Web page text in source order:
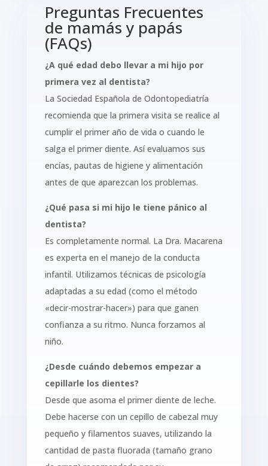
Preguntas Frecuentes
de mamás y papás
(FAQs)
¿A qué edad debo llevar a mi hijo por
primera vez al dentista?
La Sociedad Española de Odontopediatría
recomienda que la primera visita se realice al
cumplir el primer año de vida o cuando le
salga el primer diente. Así evaluamos sus
encías, pautas de higiene y alimentación
antes de que aparezcan los problemas.
¿Qué pasa si mi hijo le tiene pánico al
dentista?
Es completamente normal. La Dra. Macarena
es experta en el manejo de la conducta
infantil. Utilizamos técnicas de psicología
adaptadas a su edad (como el método
«decir-mostrar-hacer») para que ganen
confianza a su ritmo. Nunca forzamos al
niño.
¿Desde cuándo debemos empezar a
cepillarle los dientes?
Desde que asoma el primer diente de leche.
Debe hacerse con un cepillo de cabezal muy
pequeño y filamentos suaves, utilizando la
cantidad de pasta fluorada (tamaño grano